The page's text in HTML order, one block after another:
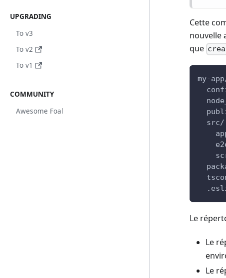
UPGRADING
To v3
To v2
To v1
COMMUNITY
Awesome Foal
Cette
nouvelle
que
my-
  src/
Le
Le
Le